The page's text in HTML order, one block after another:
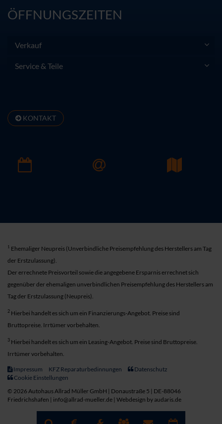
ÖFFNUNGSZEITEN
Verkauf
Service & Teile
KONTAKT
1 Ehemaliger Neupreis (Unverbindliche Preisempfehlung des Herstellers am Tag
der Erstzulassung).
Der errechnete Preisvorteil sowie die angegebene Ersparnis errechnet sich
gegenüber der ehemaligen unverbindlichen Preisempfehlung des Herstellers am
Tag der Erstzulassung (Neupreis).
2 Hierbei handelt es sich um ein Finanzierungs-Angebot. Preise sind
Bruttopreise. Irrtümer vorbehalten.
3 Hierbei handelt es sich um ein Leasing-Angebot. Preise sind Bruttopreise.
Irrtümer vorbehalten.
Impressum KFZ Reparaturbedinnungen
Datenschutz
Cookie Einstellungen
© 2026 Autohaus Allrad Müller GmbH | Donaustraße 5 | DE-88046
Friedrichshafen | info@allrad-mueller.de | Webdesign by audaris.de